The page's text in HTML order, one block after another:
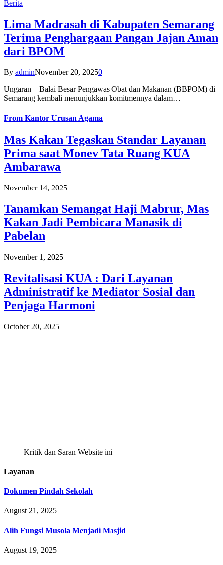
Berita
Lima Madrasah di Kabupaten Semarang
Terima Penghargaan Pangan Jajan Aman
dari BPOM
By adminNovember 20, 20250
Ungaran – Balai Besar Pengawas Obat dan Makanan (BBPOM) di
Semarang kembali menunjukkan komitmennya dalam…
From Kantor Urusan Agama
Mas Kakan Tegaskan Standar Layanan
Prima saat Monev Tata Ruang KUA
Ambarawa
November 14, 2025
Tanamkan Semangat Haji Mabrur, Mas
Kakan Jadi Pembicara Manasik di
Pabelan
November 1, 2025
Revitalisasi KUA : Dari Layanan
Administratif ke Mediator Sosial dan
Penjaga Harmoni
October 20, 2025
Kritik dan Saran Website ini
Layanan
Dokumen Pindah Sekolah
August 21, 2025
Alih Fungsi Musola Menjadi Masjid
August 19, 2025